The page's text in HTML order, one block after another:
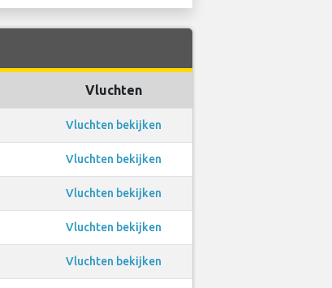
Vluchten
Vluchten bekijken
Vluchten bekijken
Vluchten bekijken
Vluchten bekijken
Vluchten bekijken